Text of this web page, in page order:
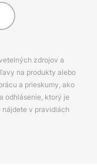
zdrojov a
na produkty alebo
a prieskumy, ako
odhlásenie, ktorý je
v pravidlách